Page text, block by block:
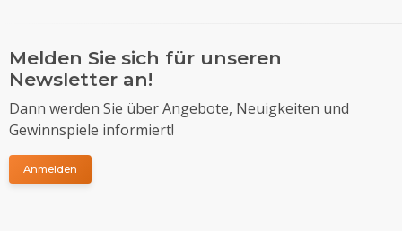
Melden Sie sich für unseren
Newsletter an!
Dann werden Sie über Angebote, Neuigkeiten und
Gewinnspiele informiert!
Anmelden